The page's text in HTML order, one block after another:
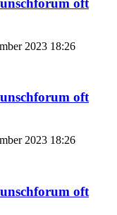
oft
2023 18:26
oft
2023 18:26
oft